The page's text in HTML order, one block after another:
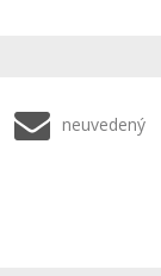
neuvedený